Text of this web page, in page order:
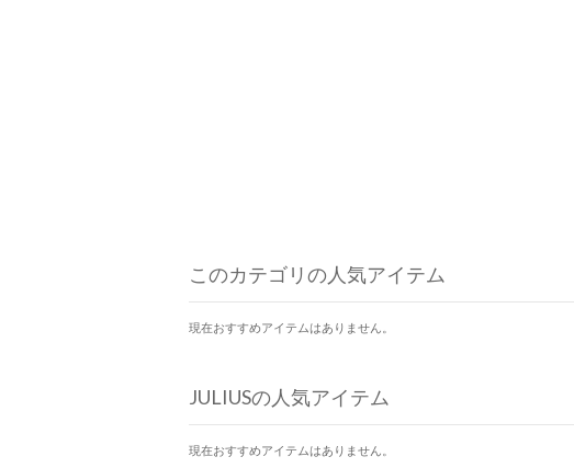
このカテゴリの人気アイテム
現在おすすめアイテムはありません。
JULIUSの人気アイテム
現在おすすめアイテムはありません。